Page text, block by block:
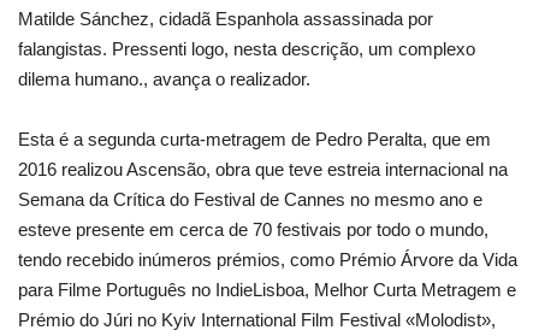
Matilde Sánchez, cidadã Espanhola assassinada por
falangistas. Pressenti logo, nesta descrição, um complexo
dilema humano., avança o realizador.
Esta é a segunda curta-metragem de Pedro Peralta, que em
2016 realizou Ascensão, obra que teve estreia internacional na
Semana da Crítica do Festival de Cannes no mesmo ano e
esteve presente em cerca de 70 festivais por todo o mundo,
tendo recebido inúmeros prémios, como Prémio Árvore da Vida
para Filme Português no IndieLisboa, Melhor Curta Metragem e
Prémio do Júri no Kyiv International Film Festival «Molodist»,